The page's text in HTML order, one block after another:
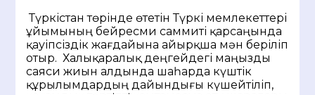
Түркістан төрінде өтетін Түркі мемлекеттері
ұйымының бейресми саммиті қарсаңында
қауіпсіздік жағдайына айырқша мән беріліп
отыр. Халықаралық деңгейдегі маңызды
саяси жиын алдында шаһарда күштік
құрылымдардың дайындығы күшейтіліп,